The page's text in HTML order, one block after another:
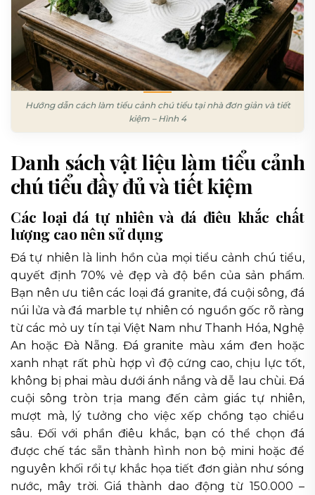
Hướng dẫn cách làm tiểu cảnh chú tiểu tại nhà đơn giản và tiết
kiệm – Hình 4
Danh sách vật liệu làm tiểu cảnh
chú tiểu đầy đủ và tiết kiệm
Các loại đá tự nhiên và đá điêu khắc chất
lượng cao nên sử dụng
Đá tự nhiên là linh hồn của mọi tiểu cảnh chú tiểu,
quyết định 70% vẻ đẹp và độ bền của sản phẩm.
Bạn nên ưu tiên các loại đá granite, đá cuội sông, đá
núi lửa và đá marble tự nhiên có nguồn gốc rõ ràng
từ các mỏ uy tín tại Việt Nam như Thanh Hóa, Nghệ
An hoặc Đà Nẵng. Đá granite màu xám đen hoặc
xanh nhạt rất phù hợp vì độ cứng cao, chịu lực tốt,
không bị phai màu dưới ánh nắng và dễ lau chùi. Đá
cuội sông tròn trịa mang đến cảm giác tự nhiên,
mượt mà, lý tưởng cho việc xếp chồng tạo chiều
sâu. Đối với phần điêu khắc, bạn có thể chọn đá
được chế tác sẵn thành hình non bộ mini hoặc để
nguyên khối rồi tự khắc họa tiết đơn giản như sóng
nước, mây trời. Giá thành dao động từ 150.000 –